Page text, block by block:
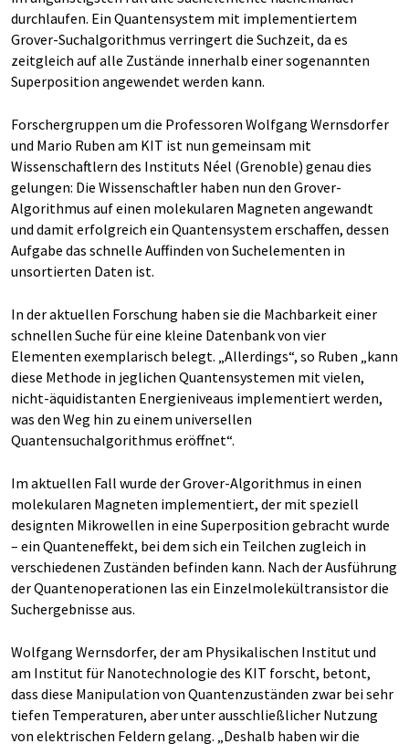
durchlaufen. Ein Quantensystem mit implementiertem
Grover-Suchalgorithmus verringert die Suchzeit, da es
zeitgleich auf alle Zustände innerhalb einer sogenannten
Superposition angewendet werden kann.
Forschergruppen um die Professoren Wolfgang Wernsdorfer
und Mario Ruben am KIT ist nun gemeinsam mit
Wissenschaftlern des Instituts Néel (Grenoble) genau dies
gelungen: Die Wissenschaftler haben nun den Grover-
Algorithmus auf einen molekularen Magneten angewandt
und damit erfolgreich ein Quantensystem erschaffen, dessen
Aufgabe das schnelle Auffinden von Suchelementen in
unsortierten Daten ist.
In der aktuellen Forschung haben sie die Machbarkeit einer
schnellen Suche für eine kleine Datenbank von vier
Elementen exemplarisch belegt. „Allerdings“, so Ruben „kann
diese Methode in jeglichen Quantensystemen mit vielen,
nicht-äquidistanten Energieniveaus implementiert werden,
was den Weg hin zu einem universellen
Quantensuchalgorithmus eröffnet“.
Im aktuellen Fall wurde der Grover-Algorithmus in einen
molekularen Magneten implementiert, der mit speziell
designten Mikrowellen in eine Superposition gebracht wurde
– ein Quanteneffekt, bei dem sich ein Teilchen zugleich in
verschiedenen Zuständen befinden kann. Nach der Ausführung
der Quantenoperationen las ein Einzelmolekültransistor die
Suchergebnisse aus.
Wolfgang Wernsdorfer, der am Physikalischen Institut und
am Institut für Nanotechnologie des KIT forscht, betont,
dass diese Manipulation von Quantenzuständen zwar bei sehr
tiefen Temperaturen, aber unter ausschließlicher Nutzung
von elektrischen Feldern gelang. „Deshalb haben wir die